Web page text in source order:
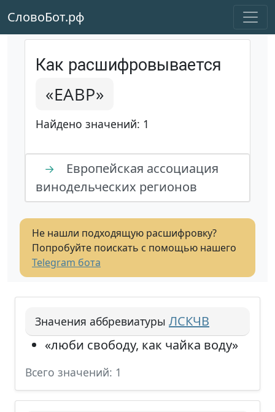
СловоБот.рф
Как расшифровывается
«ЕАВР»
Найдено значений: 1
→
Европейская ассоциация
винодельческих регионов
Не нашли подходящую расшифровку?
Попробуйте поискать с помощью нашего
Telegram бота
Значения аббревиатуры ЛСКЧВ
«люби свободу, как чайка воду»
Всего значений: 1